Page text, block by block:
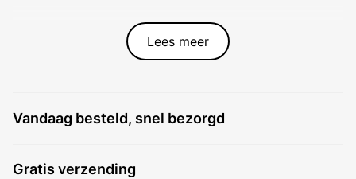
Lees meer
Vandaag besteld, snel bezorgd
Gratis verzending